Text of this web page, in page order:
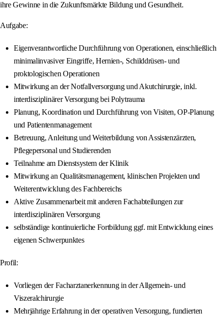
ihre Gewinne in die Zukunftsmärkte Bildung und Gesundheit.
Aufgabe:
Eigenverantwortliche Durchführung von Operationen, einschließlich
minimalinvasiver Eingriffe, Hernien-, Schilddrüsen- und
proktologischen Operationen
Mitwirkung an der Notfallversorgung und Akutchirurgie, inkl.
interdisziplinärer Versorgung bei Polytrauma
Planung, Koordination und Durchführung von Visiten, OP-Planung
und Patientenmanagement
Betreuung, Anleitung und Weiterbildung von Assistenzärzten,
Pflegepersonal und Studierenden
Teilnahme am Dienstsystem der Klinik
Mitwirkung an Qualitätsmanagement, klinischen Projekten und
Weiterentwicklung des Fachbereichs
Aktive Zusammenarbeit mit anderen Fachabteilungen zur
interdisziplinären Versorgung
selbständige kontinuierliche Fortbildung ggf. mit Entwicklung eines
eigenen Schwerpunktes
Profil:
Vorliegen der Facharztanerkennung in der Allgemein- und
Viszeralchirurgie
Mehrjährige Erfahrung in der operativen Versorgung, fundierten